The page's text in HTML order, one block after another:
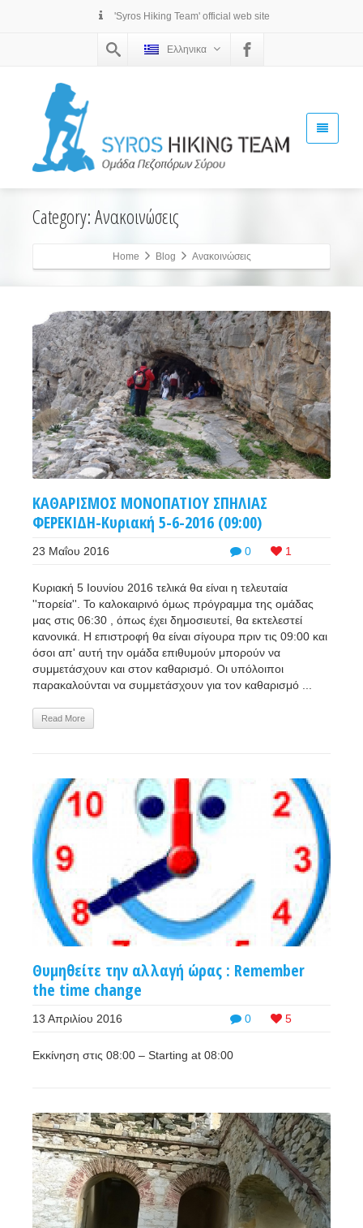
'Syros Hiking Team' official web site
Ελληνικα
Category: Ανακοινώσεις
Home Blog Ανακοινώσεις
ΚΑΘΑΡΙΣΜΟΣ ΜΟΝΟΠΑΤΙΟΥ ΣΠΗΛΙΑΣ
ΦΕΡΕΚΙΔΗ-Κυριακή 5-6-2016 (09:00)
0 1
23 Μαΐου 2016
Κυριακή 5 Ιουνίου 2016 τελικά θα είναι η τελευταία
''πορεία''. Το καλοκαιρινό όμως πρόγραμμα της ομάδας
μας στις 06:30 , όπως έχει δημοσιευτεί, θα εκτελεστεί
κανονικά. Η επιστροφή θα είναι σίγουρα πριν τις 09:00 και
όσοι απ' αυτή την ομάδα επιθυμούν μπορούν να
συμμετάσχουν και στον καθαρισμό. Οι υπόλοιποι
παρακαλούνται να συμμετάσχουν για τον καθαρισμό ...
Read More
Θυμηθείτε την αλλαγή ώρας : Remember
the time change
0 5
13 Απριλίου 2016
Εκκίνηση στις 08:00 – Starting at 08:00